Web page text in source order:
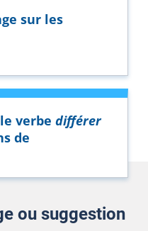
sur les
verbe différer
de
ou suggestion